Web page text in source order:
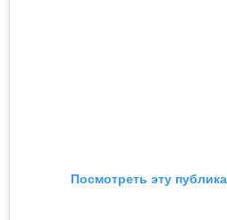
Посмотреть эту